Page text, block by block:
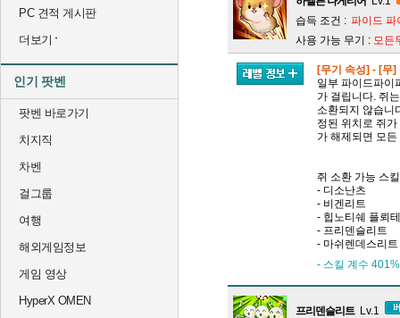
PC 견적 게시판
더보기
인기 팟벤
팟벤 바로가기
치지직
차벤
걸그룹
여행
해외게임정보
게임 영상
HyperX OMEN
습득 조건 : 파이드 파
사용 가능 무기 : 모든
[무기 속성] - [무]
일부 파이드파이
가 걸립니다. 쥐
소환되지 않습니
정된 위치로 쥐
가 해제되면 모
쥐 소환 가능 스
- 디소난츠
- 비겐리트
- 힙노티쉐 플뢰테
- 프리덴슬리트
- 마쉬렌데스리트
- 스킬 계수
프리덴슬리트 Lv.1